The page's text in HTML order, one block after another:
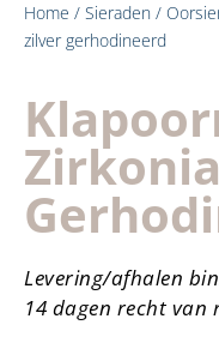
Home / Sieraden /
zilver gerhodineerd
Levering/afhalen
14 dagen recht van